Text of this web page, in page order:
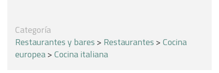
Categoría
Restaurantes y bares > Restaurantes >Cocina
europea>Cocina italiana